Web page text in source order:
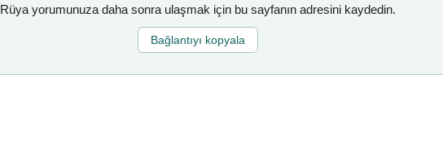
Rüya yorumunuza daha sonra ulaşmak için bu sayfanın adresini kaydedin.
Bağlantıyı kopyala